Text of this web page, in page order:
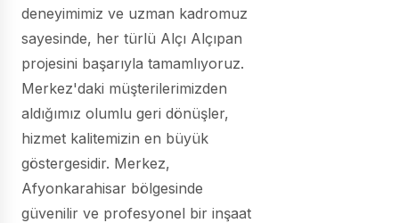
deneyimimiz ve uzman kadromuz
sayesinde, her türlü Alçı Alçıpan
projesini başarıyla tamamlıyoruz.
Merkez'daki müşterilerimizden
aldığımız olumlu geri dönüşler,
hizmet kalitemizin en büyük
göstergesidir. Merkez,
Afyonkarahisar bölgesinde
güvenilir ve profesyonel bir inşaat